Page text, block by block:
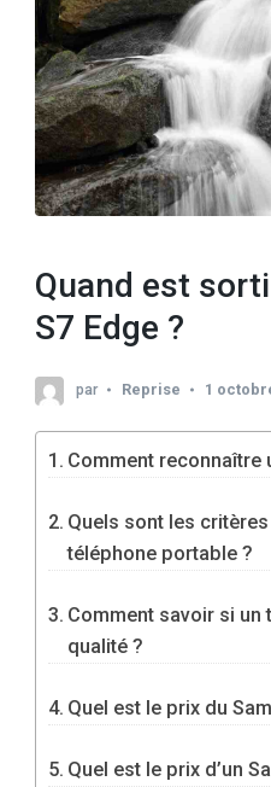
Quand est
S7 Edge ?
par Reprise 1
Comment reconnaître
Quels sont les
téléphone portable ?
Comment savoir si un
qualité ?
Quel est le prix du
Quel est le prix d’un